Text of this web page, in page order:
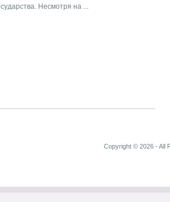
Несмотря на ...
Copyright © 2026 - All